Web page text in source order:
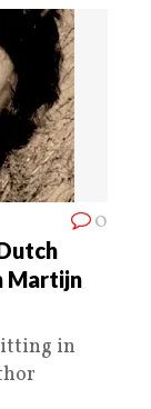
0
Martijn
in